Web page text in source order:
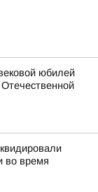
юбилей
во время